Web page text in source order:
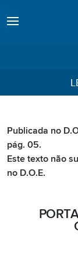
Publicada no
pág. 05.
Este texto não
no D.O.E.